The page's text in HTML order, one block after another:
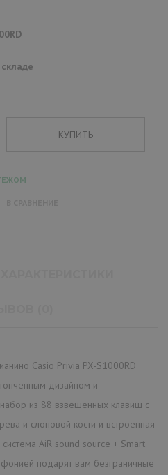
Casio Privia PX-S1000RD
дизайном и
из 88 взвешенных клавиш с
и слоновой кости и встроенная
система AiR sound source + Smart
подарят вам безграничные